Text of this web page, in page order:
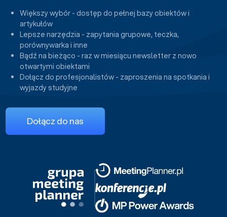
Większy wybór - dostęp do pełnej bazy obiektów i
artykułów
Lepsze narzędzia - zapytania grupowe, teczka,
porównywarka i inne
Bądź na bieżąco - raz w miesiącu newsletter z nowo
otwartymi obiektami
Dołącz do profesjonalistów - zaproszenia na spotkania i
wyjazdy studyjne
Dołącz do nas